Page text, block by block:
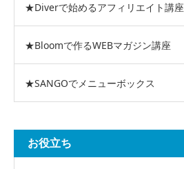
★Diverで始めるアフィリエイト講座
★Bloomで作るWEBマガジン講座
★SANGOでメニューボックス
お役立ち